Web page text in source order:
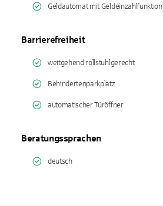
Geldautomat mit Geldeinzahlfunktion
Barrierefreiheit
weitgehend rollstuhlgerecht
Behindertenparkplatz
automatischer Türöffner
Beratungssprachen
deutsch